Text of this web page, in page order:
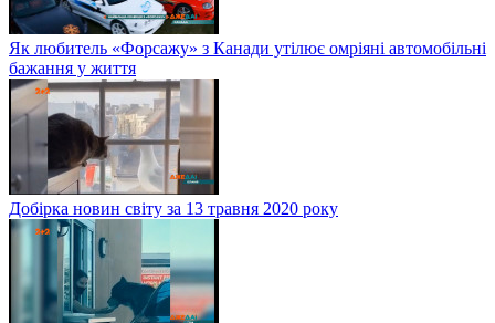
Як любитель «Форсажу» з Канади утілює омріяні автомобільні
бажання у життя
Добірка новин світу за 13 травня 2020 року